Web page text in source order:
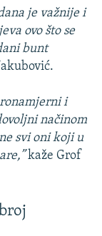
je važnije i
ovo što se
bunt
i
načinom
svi oni koji u
kaže Grof